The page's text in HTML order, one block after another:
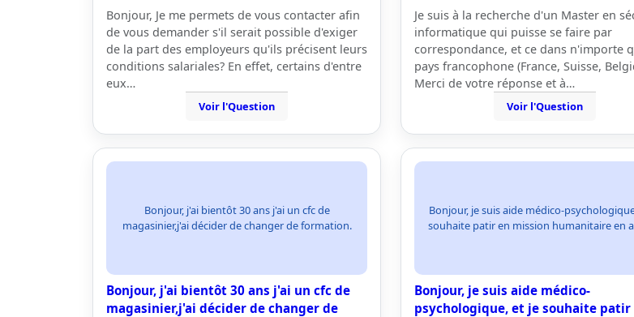
Bonjour, Je me permets de vous contacter afin
de vous demander s'il serait possible d'exiger
de la part des employeurs qu'ils précisent leurs
conditions salariales? En effet, certains d'entre
eux…
Voir l'Question
Je suis à la recherche d'un Master en
informatique qui puisse se faire par
correspondance, et ce dans n'importe
pays francophone (France, Suisse,
Merci de votre réponse et à…
Voir l'Question
Bonjour, j'ai bientôt 30 ans j'ai un cfc de
magasinier,j'ai décider de changer de formation.
Bonjour, j'ai bientôt 30 ans j'ai un cfc de
magasinier,j'ai décider de changer de
Bonjour, je suis aide médico-
souhaite patir en mission humanitaire en
Bonjour, je suis aide médico-
psychologique, et je souhaite patir